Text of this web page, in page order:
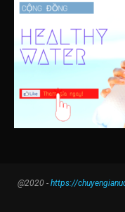
@2020 - https://